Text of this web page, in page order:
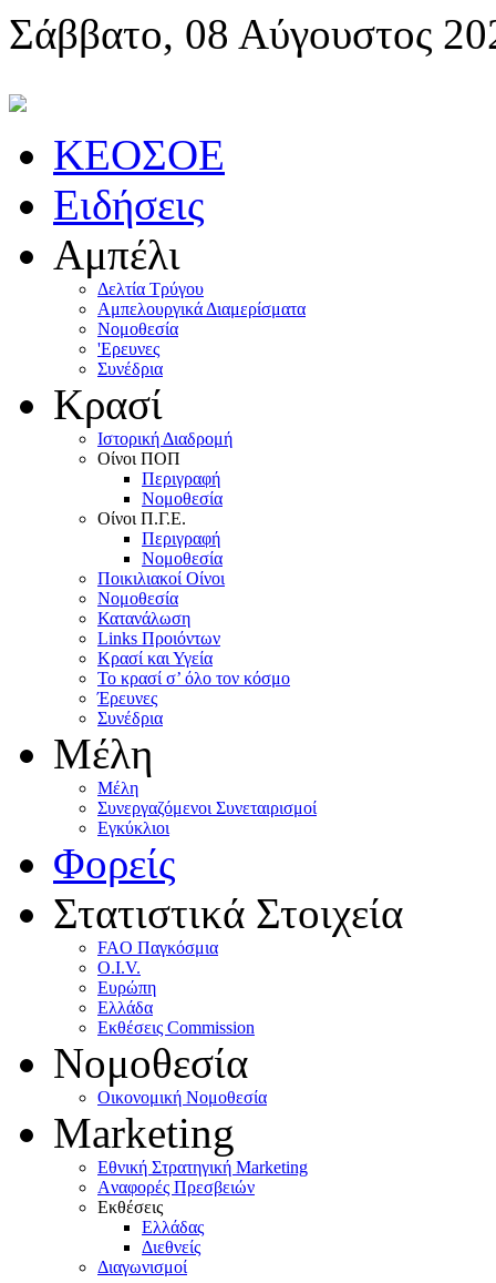
Σάββατο, 08 Αύγουστος
KEOΣOE
Ειδήσεις
Αμπέλι
Δελτία Τρύγου
Αμπελουργικά Διαμερίσματα
Nομοθεσία
'Eρευνες
Συνέδρια
Κρασί
Iστορική Διαδρομή
Oίνοι ΠOΠ
Περιγραφή
Nομοθεσία
Oίνοι Π.Γ.E.
Περιγραφή
Νομοθεσία
Ποικιλιακοί Oίνοι
Nομοθεσία
Κατανάλωση
Links Προιόντων
Κρασί και Υγεία
To κρασί σ’ όλο τον κόσμο
Έρευνες
Συνέδρια
Μέλη
Mέλη
Συνεργαζόμενοι Συνεταιρισμοί
Εγκύκλιοι
Φορείς
Στατιστικά Στοιχεία
FAO Παγκόσμια
O.I.V.
Ευρώπη
Ελλάδα
Eκθέσεις Commission
Νομοθεσία
Οικονομική Νομοθεσία
Marketing
Eθνική Στρατηγική Marketing
Aναφορές Πρεσβειών
Eκθέσεις
Eλλάδας
Διεθνείς
Διαγωνισμοί